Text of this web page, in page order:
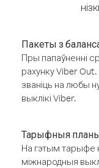
Пакеты з
Пры папаўненні
рахунку Viber
званіць на любы
выклікі Viber.
Тарыфныя
На гэтым тарыфе
міжнародныя